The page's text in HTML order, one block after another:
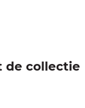
de collectie